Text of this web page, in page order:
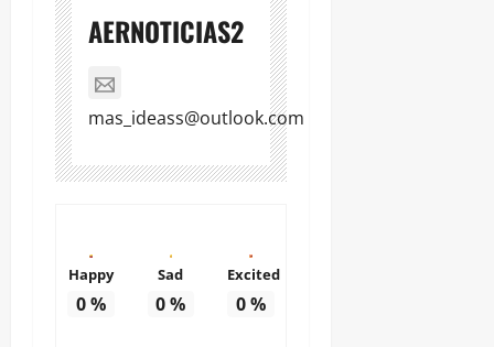
AERNOTICIAS2
mas_ideass@outlook.com
Happy
0%
Sad
0%
Excited
0%